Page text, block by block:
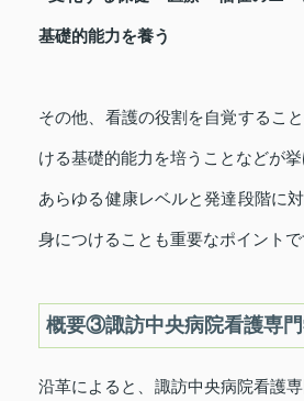
基礎的能力を養う
その他、看護の役割を自覚するこ
ける基礎的能力を培うことなどが挙
あらゆる健康レベルと発達段階に
身につけることも重要なポイントで
概要③諏訪中央病院看護専
沿革によると、諏訪中央病院看護